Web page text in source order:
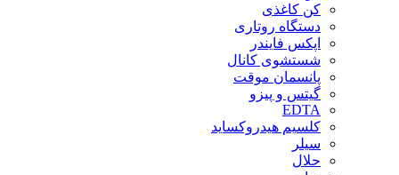
کن کاغذی
دستگاه روتاری
اپکس فایندر
شستشوی کانال
پانسمان موقت
گیتس و پیزو
EDTA
کلسیم هیدروکساید
سیلر
حلال